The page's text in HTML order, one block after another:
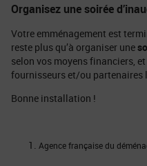
Organisez une soirée
Votre emménagement est
reste plus qu’à organiser une
selon vos moyens financiers,
fournisseurs et/ou partenaires
Bonne installation !
Agence française du